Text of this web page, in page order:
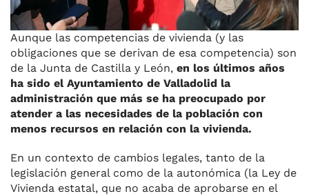
Aunque las competencias de vivienda (y las
obligaciones que se derivan de esa competencia) son
de la Junta de Castilla y León, en los últimos años
ha sido el Ayuntamiento de Valladolid la
administración que más se ha preocupado por
atender a las necesidades de la población con
menos recursos en relación con la vivienda.
En un contexto de cambios legales, tanto de la
legislación general como de la autonómica (la Ley de
Vivienda estatal, que no acaba de aprobarse en el